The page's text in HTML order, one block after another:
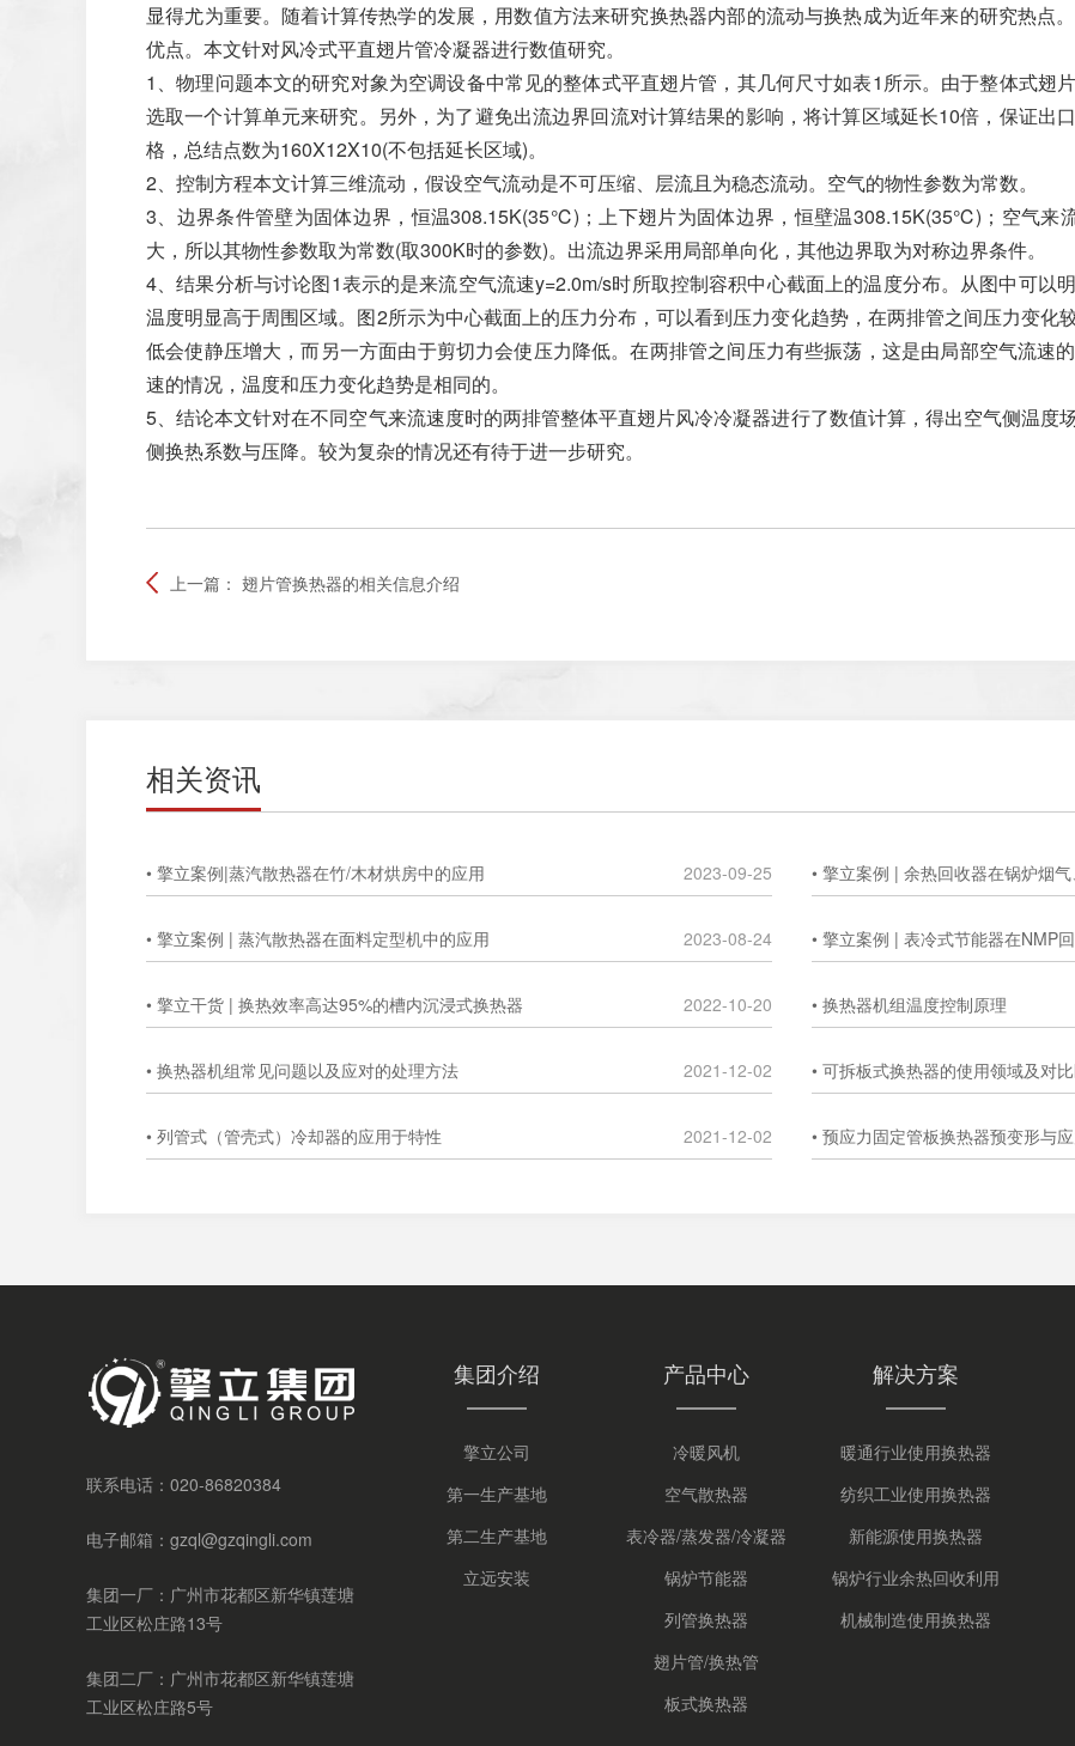
显得尤为重要。随着计算传热学的发展，用数值方法来研究换热器内部的流动与换热成为近年来的研究热点
优点。本文针对风冷式平直翅片管冷凝器进行数值研究。
1、物理问题本文的研究对象为空调设备中常见的整体式平直翅片管，其几何尺寸如表1所示。由于整体式翅
选取一个计算单元来研究。另外，为了避免出流边界回流对计算结果的影响，将计算区域延长10倍，保证出
格，总结点数为160X12X10(不包括延长区域)。
2、控制方程本文计算三维流动，假设空气流动是不可压缩、层流且为稳态流动。空气的物性参数为常数。
3、边界条件管壁为固体边界，恒温308.15K(35℃)；上下翅片为固体边界，恒壁温308.15K(35℃)；空气来
大，所以其物性参数取为常数(取300K时的参数)。出流边界采用局部单向化，其他边界取为对称边界条件。
4、结果分析与讨论图1表示的是来流空气流速y=2.0m/s时所取控制容积中心截面上的温度分布。从图中可以
温度明显高于周围区域。图2所示为中心截面上的压力分布，可以看到压力变化趋势，在两排管之间压力变化
低会使静压增大，而另一方面由于剪切力会使压力降低。在两排管之间压力有些振荡，这是由局部空气流速
速的情况，温度和压力变化趋势是相同的。
5、结论本文针对在不同空气来流速度时的两排管整体平直翅片风冷冷凝器进行了数值计算，得出空气侧温度
侧换热系数与压降。较为复杂的情况还有待于进一步研究。
上一篇： 翅片管换热器的相关信息介绍
相关资讯
• 擎立案例|蒸汽散热器在竹/木材烘房中的应用 2023-09-25 • 擎立案例 | 余热回收器在锅炉烟
• 擎立案例 | 蒸汽散热器在面料定型机中的应用 2023-08-24 • 擎立案例 | 表冷式节能器在NMP
• 擎立干货 | 换热效率高达95%的槽内沉浸式换热器 2022-10-20 • 换热器机组温度控制原理
• 换热器机组常见问题以及应对的处理方法 2021-12-02 • 可拆板式换热器的使用领域及对
• 列管式（管壳式）冷却器的应用于特性 2021-12-02 • 预应力固定管板换热器预变形与
联系电话： 020-86820384
电子邮箱： gzql@gzqingli.com
集团一厂：广州市花都区新华镇莲塘
工业区松庄路13号
集团二厂：广州市花都区新华镇莲塘
工业区松庄路5号
集团介绍
擎立公司
第一生产基地
第二生产基地
立远安装
产品中心
冷暖风机
空气散热器
表冷器/蒸发器/冷凝器
锅炉节能器
列管换热器
翅片管/换热管
板式换热器
解决方案
暖通行业使用换热器
纺织工业使用换热器
新能源使用换热器
锅炉行业余热回收利用
机械制造使用换热器